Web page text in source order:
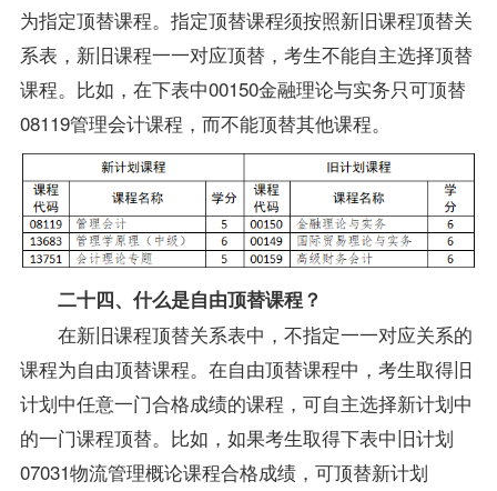
为指定顶替课程。指定顶替课程须按照新旧课程顶替关
系表，新旧课程一一对应顶替，考生不能自主选择顶替
课程。比如，在下表中00150金融理论与实务只可顶替
08119管理会计课程，而不能顶替其他课程。
二十四、什么是自由顶替课程？
在新旧课程顶替关系表中，不指定一一对应关系的
课程为自由顶替课程。在自由顶替课程中，考生取得旧
计划中任意一门合格成绩的课程，可自主选择新计划中
的一门课程顶替。比如，如果考生取得下表中旧计划
07031物流管理概论课程合格成绩，可顶替新计划